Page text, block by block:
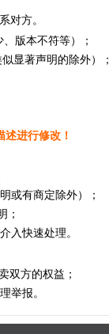
对方。
版本不符等）；
显著声明的除外）；
进行修改！
或有商定除外）；
；
入快速处理。
双方的权益；
举报。